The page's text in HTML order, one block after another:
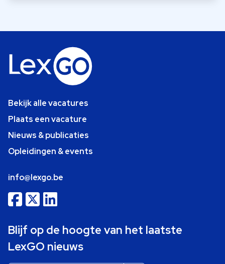
Bekijk alle vacatures
Plaats een vacature
Nieuws & publicaties
Opleidingen & events
info@lexgo.be
Blijf op de hoogte van het laatste
LexGO nieuws